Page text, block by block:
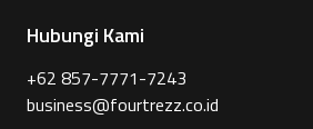
Hubungi Kami
+62 857-7771-7243
business@fourtrezz.co.id